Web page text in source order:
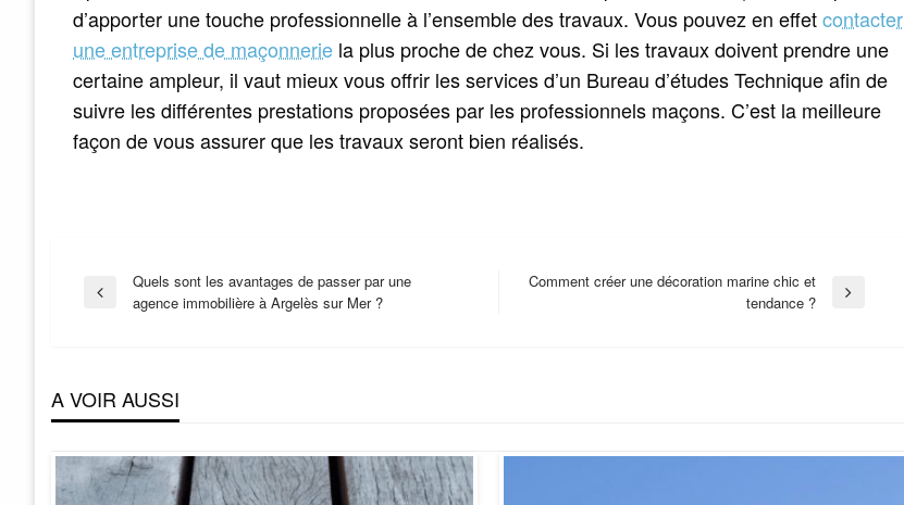
d’apporter une touche professionnelle à l’ensemble des travaux. Vous pouvez en effetcontacter
une entreprise de maçonnerie la plus proche de chez vous. Si les travaux doivent prendre une
certaine ampleur, il vaut mieux vous offrir les services d’un Bureau d’études Technique afin de
suivre les différentes prestations proposées par les professionnels maçons. C’est la meilleure
façon de vous assurer que les travaux seront bien réalisés.
Navigation
l’article
Previous
Quels sont les avantages de passer par une
agence immobilière à Argelès sur Mer ?
Comment créer une décoration marine chic et
tendance ?
A VOIR AUSSI